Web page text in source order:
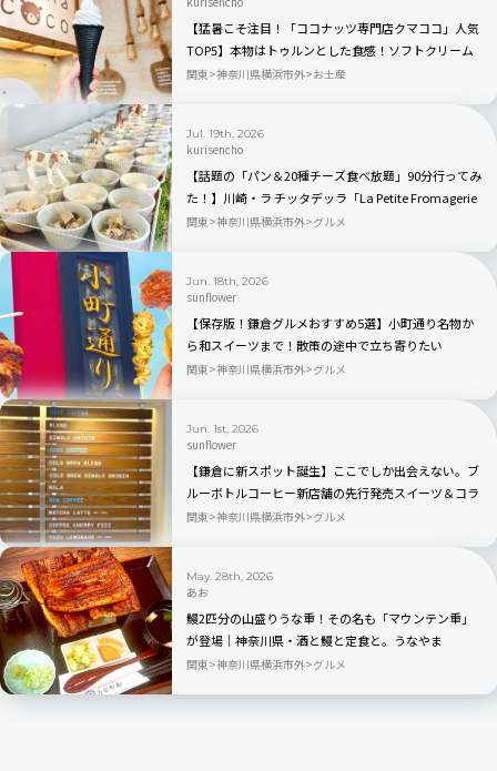
【猛暑こそ注目！「ココナッツ専門店クマココ」人気
TOP5】本物はトゥルンとした食感！ソフトクリーム
やビールも人気｜川崎・ラ チッタデッラ
関東 神奈川県横浜市外 お土産
Jul. 19th, 2026
kurisencho
【話題の「パン＆20種チーズ食べ放題」90分行ってみ
た！】川崎・ラ チッタデッラ「La Petite Fromagerie
〜小さなチーズの店〜」
関東 神奈川県横浜市外 グルメ
Jun. 18th, 2026
sunflower
【保存版！鎌倉グルメおすすめ5選】小町通り名物か
ら和スイーツまで！散策の途中で立ち寄りたい
関東 神奈川県横浜市外 グルメ
Jun. 1st, 2026
sunflower
【鎌倉に新スポット誕生】ここでしか出会えない。ブ
ルーボトルコーヒー新店舗の先行発売スイーツ＆コラ
ボバッグが可愛すぎる
関東 神奈川県横浜市外 グルメ
May. 28th, 2026
あお
鰻2匹分の山盛りうな重！その名も「マウンテン重」
が登場｜神奈川県・酒と鰻と定食と。うなやま
関東 神奈川県横浜市外 グルメ